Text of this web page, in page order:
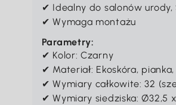
✔ Idealny do salonów urody,
✔ Wymaga montażu
Parametry:
✔ Kolor: Czarny
✔ Materiał: Ekoskóra,
✔ Wymiary całkowite: 32
✔ Wymiary siedziska: Ø32,5